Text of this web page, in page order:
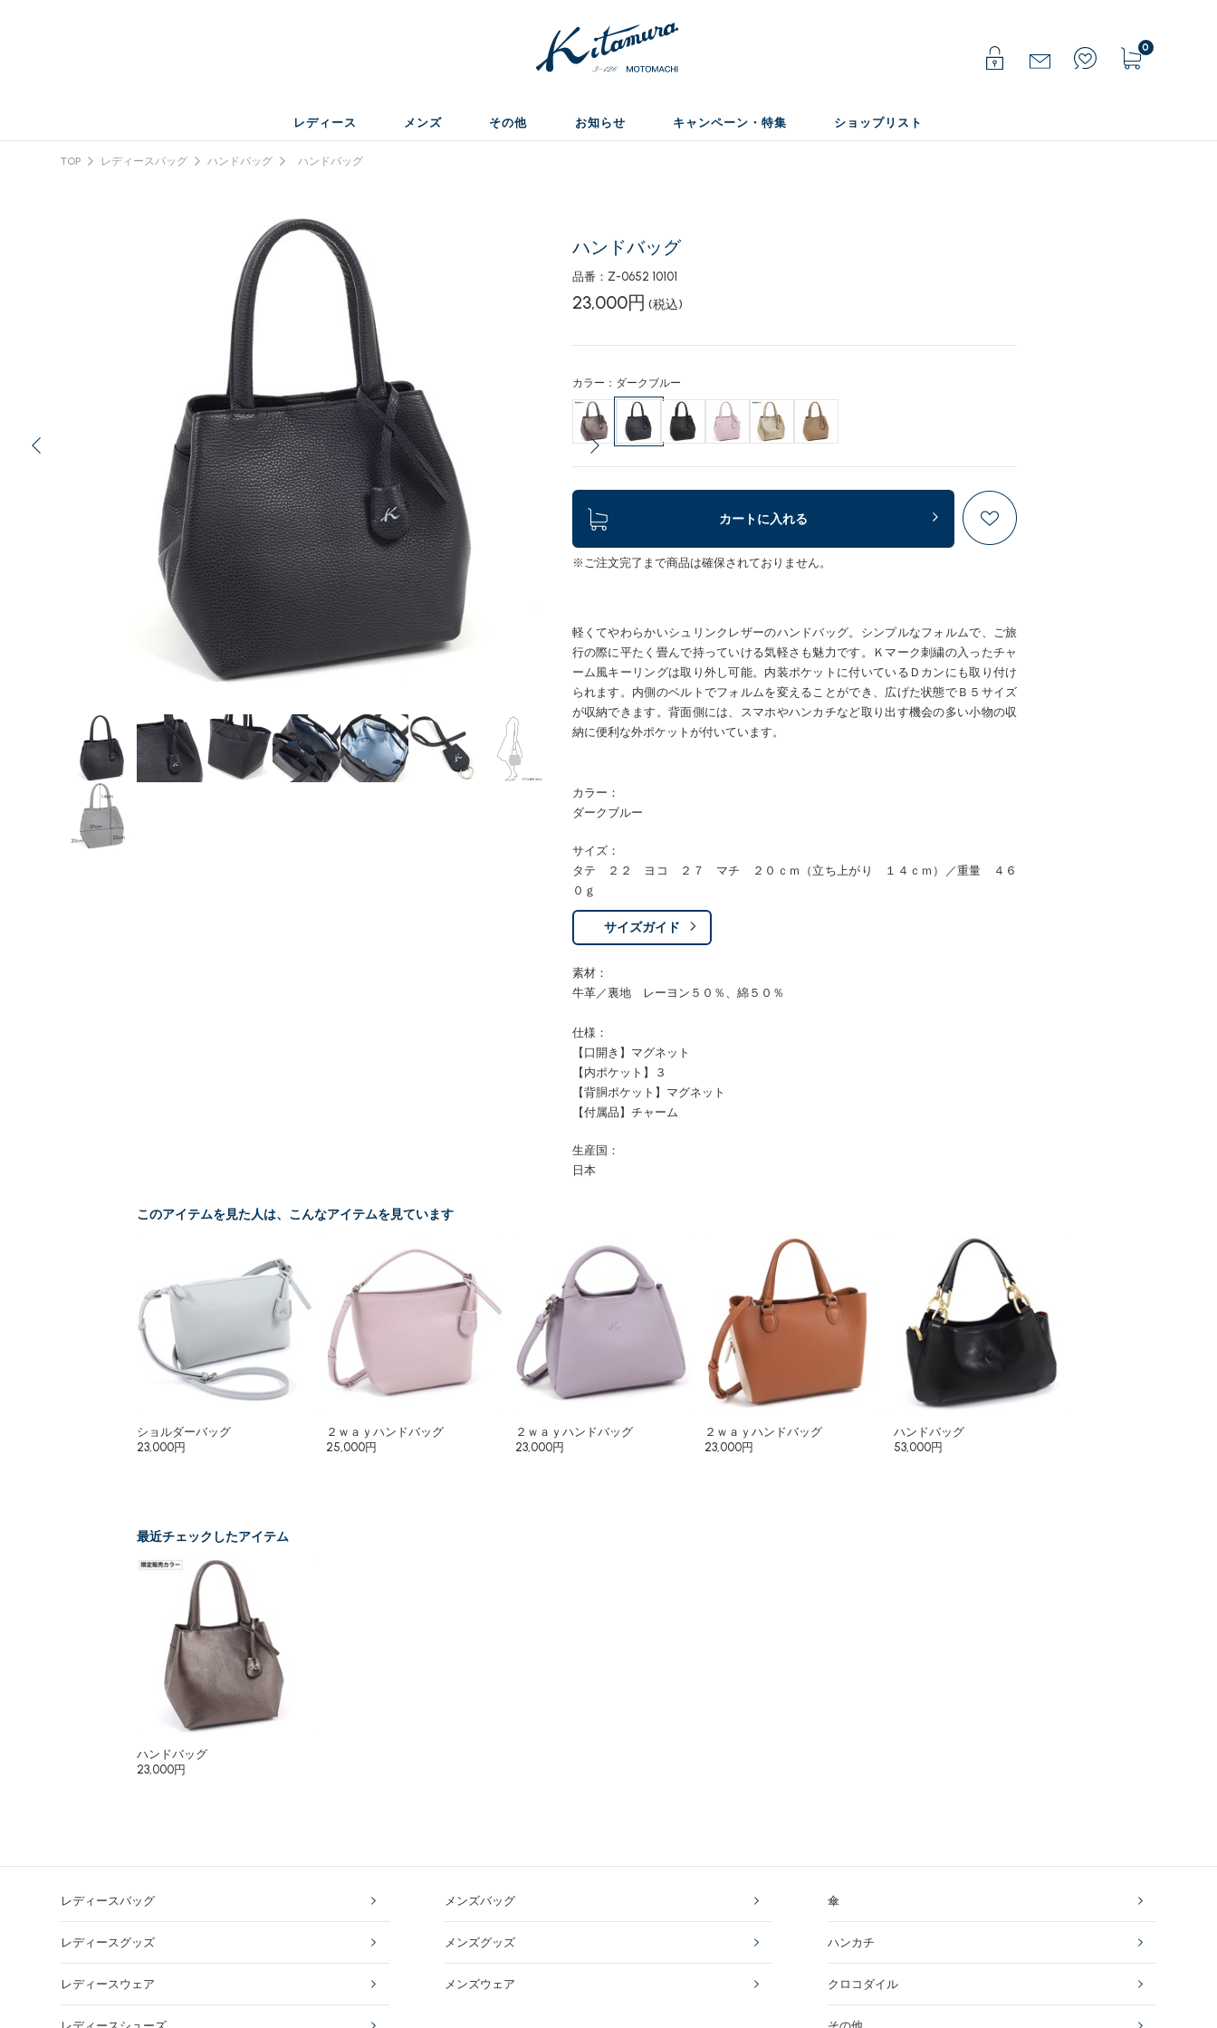
0
レディース メンズ その他 お知らせ キャンペーン・特集 ショップリスト
TOP レディースバッグ ハンドバッグ ハンドバッグ
ハンドバッグ
品番：Z-0652 10101
23,000円 (税込)
カラー：ダークブルー
カートに入れる
※ご注文完了まで商品は確保されておりません。
軽くてやわらかいシュリンクレザーのハンドバッグ。シンプルなフォルムで、ご旅
行の際に平たく畳んで持っていける気軽さも魅力です。Ｋマーク刺繍の入ったチャ
ーム風キーリングは取り外し可能。内装ポケットに付いているＤカンにも取り付け
られます。内側のベルトでフォルムを変えることができ、広げた状態でＢ５サイズ
が収納できます。背面側には、スマホやハンカチなど取り出す機会の多い小物の収
納に便利な外ポケットが付いています。
カラー：
ダークブルー
サイズ：
タテ ２２ ヨコ ２７ マチ ２０ｃｍ（立ち上がり １４ｃｍ）／重量 ４６
０ｇ
サイズガイド
素材：
牛革／裏地 レーヨン５０％、綿５０％
仕様：
【口開き】マグネット
【内ポケット】３
【背胴ポケット】マグネット
【付属品】チャーム
生産国：
日本
このアイテムを見た人は、こんなアイテムを見ています
ショルダーバッグ
23,000円
２ｗａｙハンドバッグ
25,000円
２ｗａｙハンドバッグ
23,000円
２ｗａｙハンドバッグ
23,000円
ハンドバッグ
53,000円
最近チェックしたアイテム
ハンドバッグ
23,000円
レディースバッグ
レディースグッズ
レディースウェア
メンズバッグ
メンズグッズ
メンズウェア
傘
ハンカチ
クロコダイル